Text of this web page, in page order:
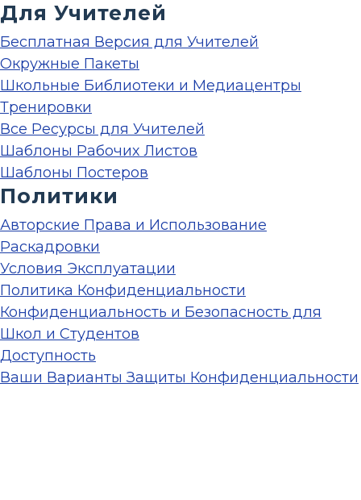
Для Учителей
Бесплатная Версия для Учителей
Окружные Пакеты
Школьные Библиотеки и Медиацентры
Тренировки
Все Ресурсы для Учителей
Шаблоны Рабочих Листов
Шаблоны Постеров
Политики
Авторские Права и Использование
Раскадровки
Условия Эксплуатации
Политика Конфиденциальности
Конфиденциальность и Безопасность для
Школ и Студентов
Доступность
Ваши Варианты Защиты Конфиденциальности